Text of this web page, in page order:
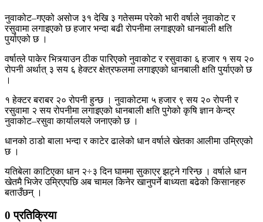
नुवाकोट–गएको असोज ३१ देखि ३ गतेसम्म परेको भारी वर्षाले नुवाकोट र
रसुवामा लगाइएको छ हजार भन्दा बढी रोपनीमा लगाइएको धानबाली क्षति
पुर्याएको छ ।
वर्षात्ले पाकेर भित्र्याउन ठीक पारिएको नुवाकोट र रसुवाका ६ हजार १ सय २०
रोपनी अर्थात् ३ सय ६ हेक्टर क्षेत्रफलमा लगाइएको धानबाली क्षति पुर्याएको छ
।
१ हेक्टर बराबर २० रोपनी हुन्छ । नुवाकोटमा ५ हजार ९ सय २० रोपनी र
रसुवामा २ सय रोपनीमा लगाइएको धानबाली क्षति पुगेको कृषि ज्ञान केन्द्र
नुवाकोट–रसुवा कार्यालयले जनाएको छ ।
धानको ठाडो बाला भन्दा र काटेर ढालेको धान वर्षाले खेतका आलीमा उम्रिएको
छ ।
यतिबेला काटिएका धान २÷३ दिन घाममा सुकाएर झट्ने गरिन्छ । वर्षाले धान
खेतमै भिजेर उम्रिएपछि अब चामल किनेर खानुपर्ने बाध्यता बढेको किसानहरु
बताउँछन् ।
0 प्रतिक्रिया